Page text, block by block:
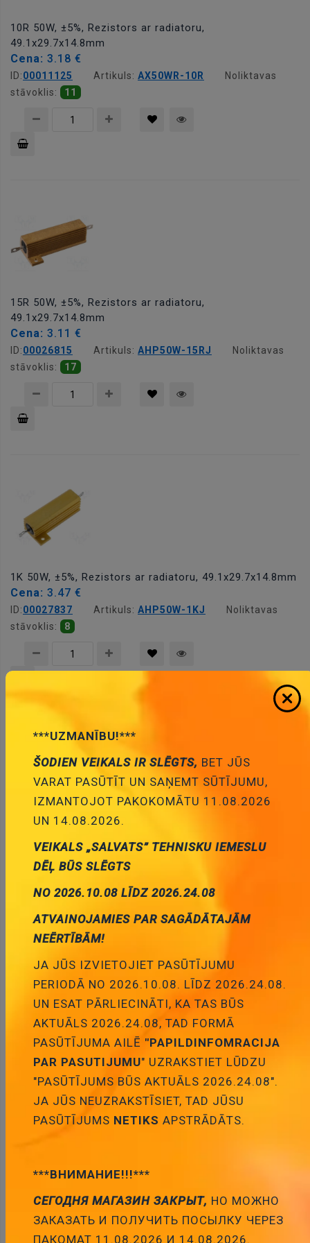
10R 50W, ±5%, Rezistors ar radiatoru,
49.1x29.7x14.8mm
Cena: 3.18 €
ID:00011125 Artikuls: AX50WR-10R
Noliktavas
stāvoklis:
11
15R 50W, ±5%, Rezistors ar radiatoru,
49.1x29.7x14.8mm
Cena: 3.11 €
ID:00026815 Artikuls: AHP50W-15RJ
Noliktavas
stāvoklis:
17
1K 50W, ±5%, Rezistors ar radiatoru, 49.1x29.7x14.8mm
Cena: 3.47 €
ID:00027837 Artikuls: AHP50W-1KJ
Noliktavas
stāvoklis:
8
Pievienot
Cena:3.18 €
00011212 Artikuls:
stāvoklis: 13
Pievienot
grozam
1R5 50W, ±5%, Rezistors ar radiatoru,
49.1x29.7x14.8mm
Cena:2.97 €
Pievienot
***UZMANĪBU!***
ŠODIEN VEIKALS IR SLĒGTS, BET JŪS
VARAT PASŪTĪT UN SAŅEMT SŪTĪJUMU,
IZMANTOJOT PAKOKOMĀTU 11.08.2026
UN 14.08.2026.
VEIKALS „SALVATS” TEHNISKU IEMESLU
DĒĻ BŪS SLĒGTS
NO 2026.10.08 LĪDZ 2026.24.08
ATVAINOJAMIES PAR SAGĀDĀTAJĀM
NEĒRTĪBĀM!
JA JŪS IZVIETOJIET PASŪTĪJUMU
PERIODĀ NO 2026.10.08. LĪDZ 2026.24.08.
UN ESAT PĀRLIECINĀTI, KA TAS BŪS
AKTUĀLS 2026.24.08, TAD FORMĀ
PASŪTĪJUMA AILĒ "PAPILDINFOMRACIJA
PAR PASUTIJUMU" UZRAKSTIET LŪDZU
"PASŪTĪJUMS BŪS AKTUĀLS 2026.24.08".
JA JŪS NEUZRAKSTĪSIET, TAD JŪSU
PASŪTĪJUMS NETIKS APSTRĀDĀTS.
***ВНИМАНИЕ!!!***
СЕГОДНЯ МАГАЗИН ЗАКРЫТ, НО МОЖНО
ЗАКАЗАТЬ И ПОЛУЧИТЬ ПОСЫЛКУ ЧЕРЕЗ
ПАКОМАТ 11.08.2026 И 14.08.2026.